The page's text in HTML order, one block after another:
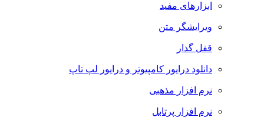
ابزارهای مفید
ویرایشگر متن
قفل گذار
دانلود درایور کامپیوتر و درایور لپ تاپ
نرم افزار مذهبی
نرم افزار پرتابل